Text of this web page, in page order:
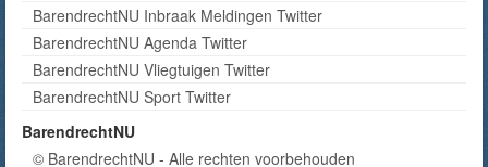
BarendrechtNU Inbraak Meldingen Twitter
BarendrechtNU Agenda Twitter
BarendrechtNU Vliegtuigen Twitter
BarendrechtNU Sport Twitter
BarendrechtNU
© BarendrechtNU - Alle rechten voorbehouden